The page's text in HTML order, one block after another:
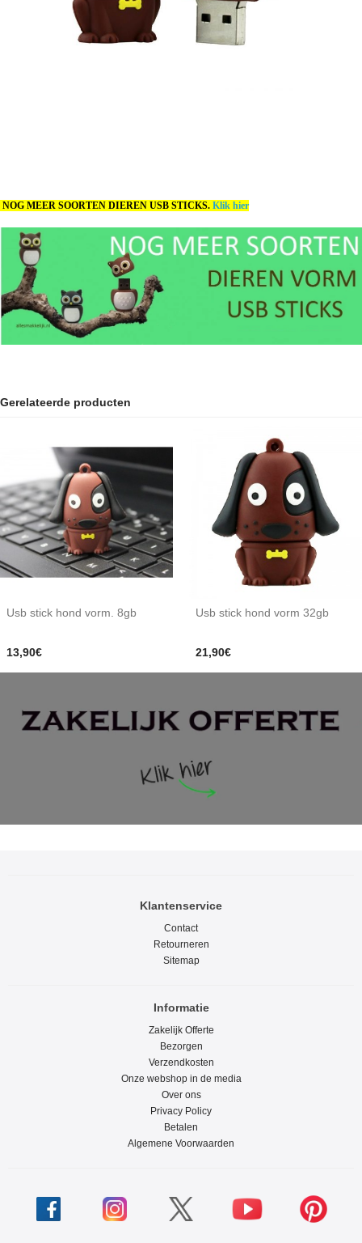
NOG MEER SOORTEN DIEREN USB STICKS. Klik hier
Gerelateerde producten
Usb stick hond vorm. 8gb
13,90€
Usb stick hond vorm 32gb
21,90€
Klantenservice
Contact
Retourneren
Sitemap
Informatie
Zakelijk Offerte
Bezorgen
Verzendkosten
Onze webshop in de media
Over ons
Privacy Policy
Betalen
Algemene Voorwaarden